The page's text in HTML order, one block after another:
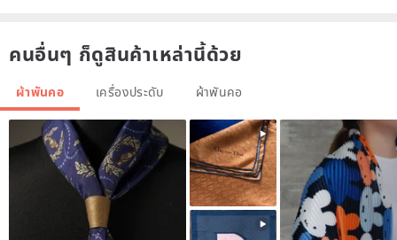
and beautiful piece of cloth and the list is endless. Tie it and see!
คนอื่นๆ ก็ดูสินค้าเหล่านี้ด้วย
ผ้าพันคอ เครื่องประดับ ผ้าพันคอ